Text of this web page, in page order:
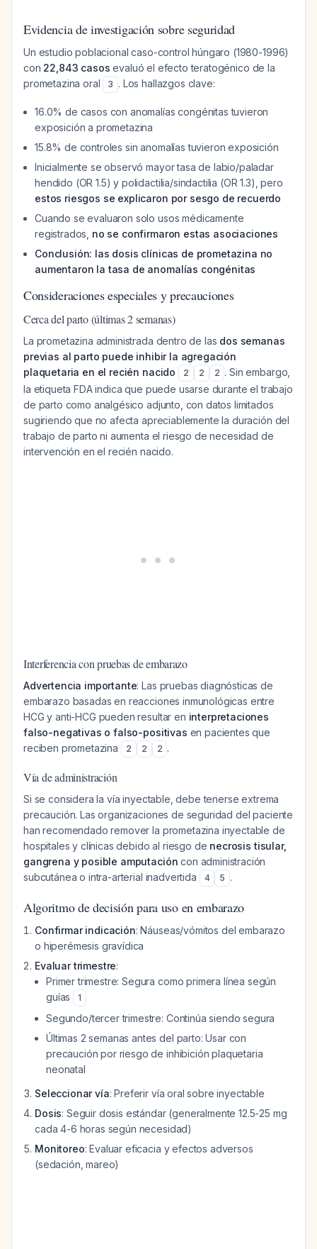
Evidencia de investigación sobre seguridad
Un estudio poblacional caso-control húngaro (1980-1996)
con 22,843 casos evaluó el efecto teratogénico de la
prometazina oral
3 . Los hallazgos clave:
16.0% de casos con anomalías congénitas tuvieron
exposición a prometazina
15.8% de controles sin anomalías tuvieron exposición
Inicialmente se observó mayor tasa de labio/paladar
hendido (OR 1.5) y polidactilia/sindactilia (OR 1.3), pero
estos riesgos se explicaron por sesgo de recuerdo
Cuando se evaluaron solo usos médicamente
registrados, no se confirmaron estas asociaciones
Conclusión: las dosis clínicas de prometazina no
aumentaron la tasa de anomalías congénitas
Consideraciones especiales y precauciones
Cerca del parto (últimas 2 semanas)
La prometazina administrada dentro de las dos semanas
previas al parto puede inhibir la agregación
plaquetaria en el recién nacido
2 2 2 . Sin embargo,
la etiqueta FDA indica que puede usarse durante el trabajo
de parto como analgésico adjunto, con datos limitados
sugiriendo que no afecta apreciablemente la duración del
trabajo de parto ni aumenta el riesgo de necesidad de
intervención en el recién nacido.
Interferencia con pruebas de embarazo
Advertencia importante: Las pruebas diagnósticas de
embarazo basadas en reacciones inmunológicas entre
HCG y anti-HCG pueden resultar en interpretaciones
falso-negativas o falso-positivas en pacientes que
reciben prometazina
2 2 2 .
Vía de administración
Si se considera la vía inyectable, debe tenerse extrema
precaución. Las organizaciones de seguridad del paciente
han recomendado remover la prometazina inyectable de
hospitales y clínicas debido al riesgo de necrosis tisular,
gangrena y posible amputación con administración
subcutánea o intra-arterial inadvertida
4 5 .
Algoritmo de decisión para uso en embarazo
Confirmar indicación: Náuseas/vómitos del embarazo
o hiperémesis gravídica
Evaluar trimestre:
Primer trimestre: Segura como primera línea según
guías
1
Segundo/tercer trimestre: Continúa siendo segura
Últimas 2 semanas antes del parto: Usar con
precaución por riesgo de inhibición plaquetaria
neonatal
Seleccionar vía: Preferir vía oral sobre inyectable
Dosis: Seguir dosis estándar (generalmente 12.5-25 mg
cada 4-6 horas según necesidad)
Monitoreo: Evaluar eficacia y efectos adversos
(sedación, mareo)